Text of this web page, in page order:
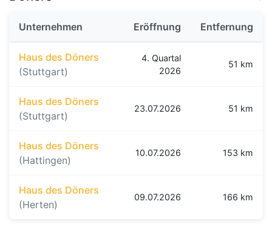
Unternehmen Eröffnung Entfernung
Haus des Döners
(Stuttgart)
4. Quartal
2026
51 km
Haus des Döners
(Stuttgart)
23.07.2026 51 km
Haus des Döners
(Hattingen)
10.07.2026 153 km
Haus des Döners
(Herten)
09.07.2026 166 km